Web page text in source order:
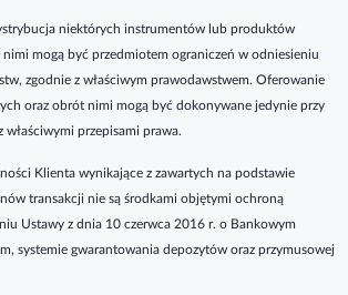
niektórych instrumentów lub produktów
mogą być przedmiotem ograniczeń w odniesieniu
zgodnie z właściwym prawodawstwem. Oferowanie
oraz obrót nimi mogą być dokonywane jedynie przy
przepisami prawa.
Klienta wynikające z zawartych na podstawie
transakcji nie są środkami objętymi ochroną
Ustawy z dnia 10 czerwca 2016 r. o Bankowym
systemie gwarantowania depozytów oraz przymusowej